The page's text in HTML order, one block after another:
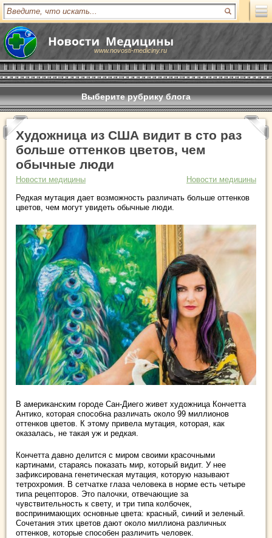
www.novosti-mediciny.ru
Выберите рубрику блога
Художница из США видит в сто раз
больше оттенков цветов, чем
обычные люди
Новости медицины
Новости медицины
Редкая мутация дает возможность различать больше оттенков
цветов, чем могут увидеть обычные люди.
В американским городе Сан-Диего живет художница Кончетта
Антико, которая способна различать около 99 миллионов
оттенков цветов. К этому привела мутация, которая, как
оказалась, не такая уж и редкая.
Кончетта давно делится с миром своими красочными
картинами, стараясь показать мир, который видит. У нее
зафиксирована генетическая мутация, которую называют
тетрохромия. В сетчатке глаза человека в норме есть четыре
типа рецепторов. Это палочки, отвечающие за
чувствительность к свету, и три типа колбочек,
воспринимающих основные цвета: красный, синий и зеленый.
Сочетания этих цветов дают около миллиона различных
оттенков, которые способен различить человек.